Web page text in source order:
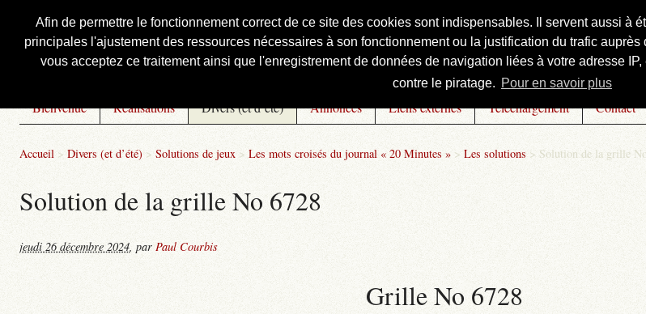
Afin de permettre le fonctionnement correct de ce site des cookies sont indispensables. Il servent aussi à
principales l'ajustement des ressources nécessaires à son fonctionnement ou la justification du trafic
vous acceptez ce traitement ainsi que l'enregistrement de données de navigation liées à votre adresse
contre le piratage. Pour en savoir plus
Courbis, « LE » Blog Officiel
Bienvenue Réalisations Divers (et d’été) Annonces Liens externes Téléchargement Contact
Accueil > Divers (et d’été) > Solutions de jeux > Les mots croisés du journal « 20 Minutes » > Les solutions > Solution de la grille
Solution de la grille No 6728
jeudi 26 décembre 2024, par Paul Courbis
Grille No 6728